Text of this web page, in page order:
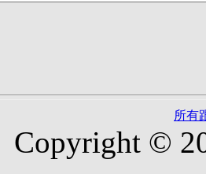
所有
Copyright ©